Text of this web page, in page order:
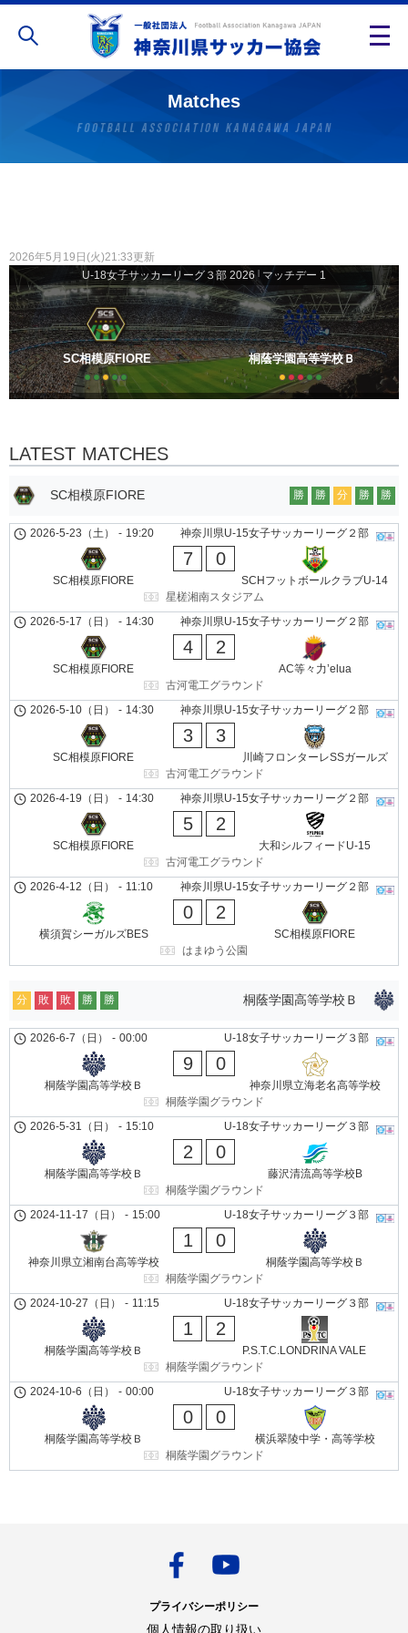
Matches
2026年5月19日(火)21:33更新
U-18女子サッカーリーグ３部 2026
マッチデー 1
SC相模原FIORE 桐蔭学園高等学校Ｂ
LATEST MATCHES
SC相模原FIORE 勝 勝 分 勝 勝
神奈川県U-15女子サッカーリーグ２部
2026-5-23（土） - 19:20
SC相模原FIORE
7 0
SCHフットボールクラブU-14
星槎湘南スタジアム
神奈川県U-15女子サッカーリーグ２部
2026-5-17（日） - 14:30
SC相模原FIORE
4 2
AC等々力’elua
古河電工グラウンド
神奈川県U-15女子サッカーリーグ２部
2026-5-10（日） - 14:30
SC相模原FIORE
3 3
川崎フロンターレSSガールズ
古河電工グラウンド
神奈川県U-15女子サッカーリーグ２部
2026-4-19（日） - 14:30
SC相模原FIORE
5 2
大和シルフィードU-15
古河電工グラウンド
神奈川県U-15女子サッカーリーグ２部
2026-4-12（日） - 11:10
横須賀シーガルズBES
0 2
SC相模原FIORE
はまゆう公園
桐蔭学園高等学校Ｂ
分 敗 敗 勝 勝
U-18女子サッカーリーグ３部
2026-6-7（日） - 00:00
桐蔭学園高等学校Ｂ
9 0
神奈川県立海老名高等学校
桐蔭学園グラウンド
U-18女子サッカーリーグ３部
2026-5-31（日） - 15:10
桐蔭学園高等学校Ｂ
2 0
藤沢清流高等学校B
桐蔭学園グラウンド
U-18女子サッカーリーグ３部
2024-11-17（日） - 15:00
神奈川県立湘南台高等学校
1 0
桐蔭学園高等学校Ｂ
桐蔭学園グラウンド
U-18女子サッカーリーグ３部
2024-10-27（日） - 11:15
桐蔭学園高等学校Ｂ
1 2
P.S.T.C.LONDRINA VALE
桐蔭学園グラウンド
U-18女子サッカーリーグ３部
2024-10-6（日） - 00:00
桐蔭学園高等学校Ｂ
0 0
横浜翠陵中学・高等学校
桐蔭学園グラウンド
プライバシーポリシー
個人情報の取り扱い